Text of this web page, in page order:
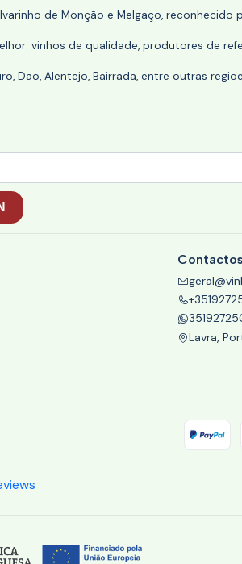
de Monção e Melgaço, reconhecido
vinhos de qualidade, produtores de
Dão, Alentejo, Bairrada, entre outras
Contactos
Lavra,